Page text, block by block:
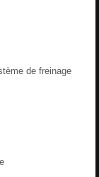
de freinage